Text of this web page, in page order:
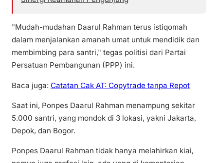
"Mudah-mudahan Daarul Rahman terus istiqomah
dalam menjalankan amanah umat untuk mendidik dan
membimbing para santri," tegas politisi dari Partai
Persatuan Pembangunan (PPP) ini.
Baca juga: Catatan Cak AT: Copytrade tanpa Repot
Saat ini, Ponpes Daarul Rahman menampung sekitar
5.000 santri, yang mondok di 3 lokasi, yakni Jakarta,
Depok, dan Bogor.
Ponpes Daarul Rahman tidak hanya melahirkan kiai,